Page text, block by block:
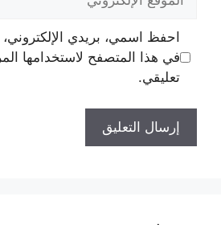
الإلكتروني
احفظ اسمي، بريدي الإلكتروني،
في هذا المتصفح لاستخدامها
تعليقي.